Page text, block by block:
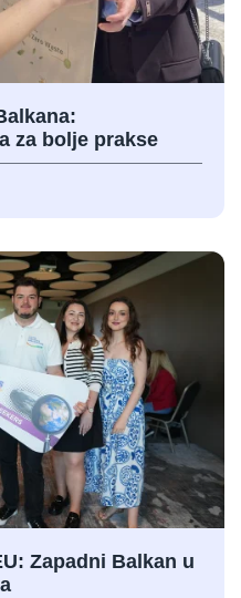
za bolje prakse
Zapadni Balkan u